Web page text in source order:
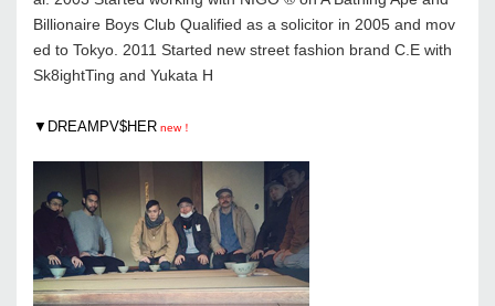
Billionaire Boys Club Qualified as a solicitor in 2005 and mov
ed to Tokyo. 2011 Started new street fashion brand C.E with
Sk8ightTing and Yukata H
▼DREAMPV$HER new！